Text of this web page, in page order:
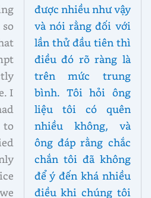
I
to
được nhiều như vậy
và nói rằng đối với
lần thử đầu tiên thì
điều đó rõ ràng là
trên mức trung
bình. Tôi hỏi ông
liệu tôi có quên
nhiều không, và
ông đáp rằng chắc
chắn tôi đã không
để ý đến khá nhiều
điều khi chúng tôi